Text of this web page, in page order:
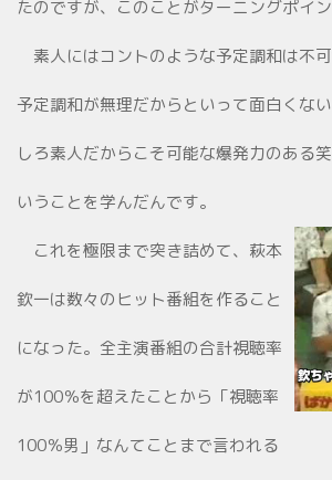
たのですが、このことがターニングポイン
素人にはコントのような予定調和は不
予定調和が無理だからといって面白くな
しろ素人だからこそ可能な爆発力のある
いうことを学んだんです。
これを極限まで突き詰めて、萩本
欽一は数々のヒット番組を作ること
になった。全主演番組の合計視聴率
が100％を超えたことから「視聴率
100％男」なんてことまで言われる